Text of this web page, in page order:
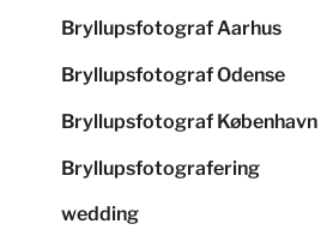
Bryllupsfotograf Aarhus
Bryllupsfotograf Odense
Bryllupsfotograf København
Bryllupsfotografering
wedding